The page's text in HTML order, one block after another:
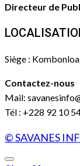
Directeur de
Siège :
Contactez-nous
Mail:
Tél : +228 92 10
© SAVANES